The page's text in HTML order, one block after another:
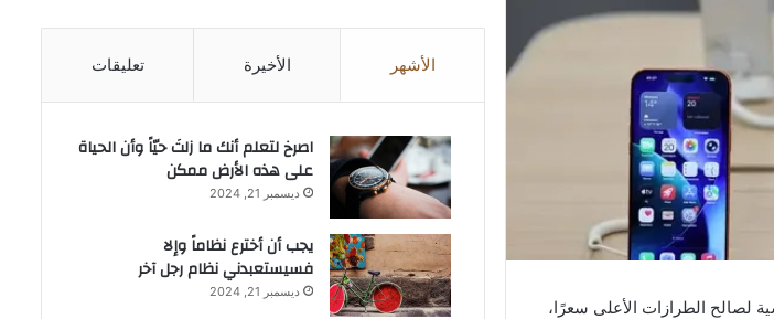
لصالح الطرازات الأعلى سعرًا،
الأشهر الأخيرة تعليقات
‫اصرخ لتعلم أنك ما زلتَ حيّاً وأن الحياة
على هذه الأرض ممكن
ديسمبر 21, 2024
يجب أن أخترع نظاماً وإلا
فسيستعبدني نظام رجل آخر
ديسمبر 21, 2024